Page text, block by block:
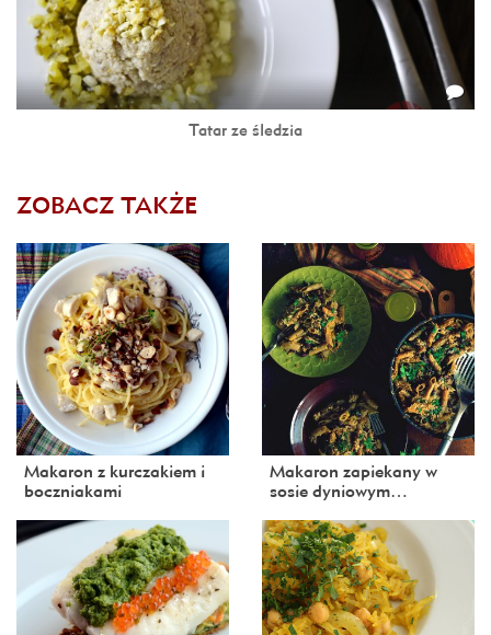
Tatar ze śledzia
ZOBACZ TAKŻE
Makaron z kurczakiem i
boczniakami
Makaron zapiekany w
sosie dyniowym…